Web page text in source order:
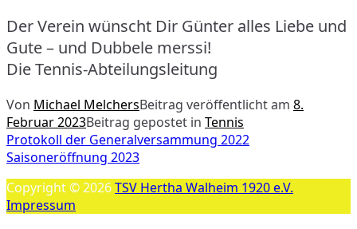
Der Verein wünscht Dir Günter alles Liebe und
Gute – und Dubbele merssi!
Die Tennis-Abteilungsleitung
Von Michael MelchersBeitrag veröffentlicht am 8.
Februar 2023Beitrag gepostet in Tennis
Beitragsnavigation
Protokoll der Generalversammung 2022
Saisoneröffnung 2023
Copyright © 2026TSV Hertha Walheim 1920 e.V.
Impressum